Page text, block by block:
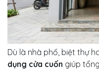
Dù là nhà phố, biệt thự
dụng cửa cuốn giúp